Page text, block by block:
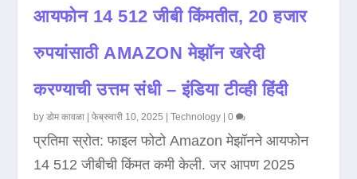
आयफोन 14 512 जीबी किंमतीत, 20 हजार
रुपयांसाठी AMAZON मेझॉन खरेदी
करण्याची उत्तम संधी – इंडिया टीव्ही हिंदी
byडोम कावळा |फेब्रुवारी 10, 2025 |Technology |0
प्रतिमा स्रोत: फाइल फोटो Amazon मेझॉनने आयफोन
14 512 जीबीची किंमत कमी केली. जर आपण 2025